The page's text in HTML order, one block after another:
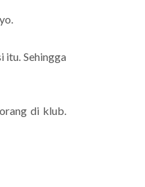
itu. Sehingga
di klub.